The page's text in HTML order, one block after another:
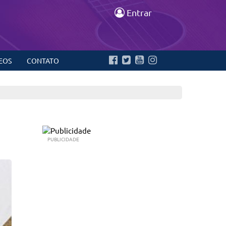
Entrar
CONTATO
PUBLICIDADE